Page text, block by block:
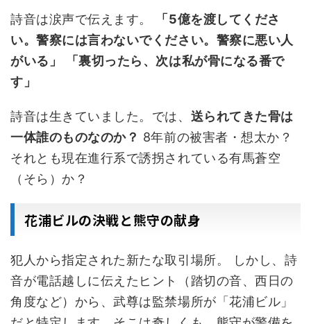
詩音は涙声で伝えます。
「5億を渡してくださ
い。警察には言わないでください。警察に悪い人
がいる」
「裏切ったら、次は私が骨になる番で
す」
詩音は生きていました。では、 送られてきた骨は
一体誰のものなのか？ 8年前の被害者・想太か？
それとも現在進行系で誘拐されている有馬蒼空
（そら）か？
花浦ビルの決戦と熊守の献身
犯人から指定された新たな取引場所。 しかし、詩
音が電話越しに伝えたヒント（踏切の音、西日の
角度など）から、武尊は監禁場所が「花浦ビル」